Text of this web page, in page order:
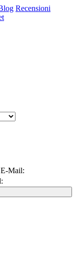
Recensioni
Mail: